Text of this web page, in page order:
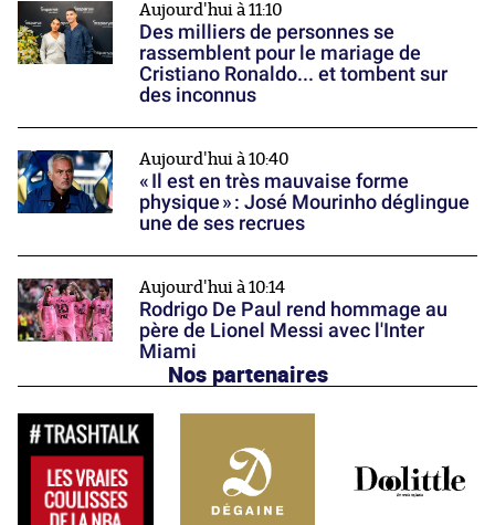
Aujourd'hui à 11:10
Des milliers de personnes se
rassemblent pour le mariage de
Cristiano Ronaldo... et tombent sur
des inconnus
Aujourd'hui à 10:40
« Il est en très mauvaise forme
physique » : José Mourinho déglingue
une de ses recrues
Aujourd'hui à 10:14
Rodrigo De Paul rend hommage au
père de Lionel Messi avec l'Inter
Miami
Nos partenaires